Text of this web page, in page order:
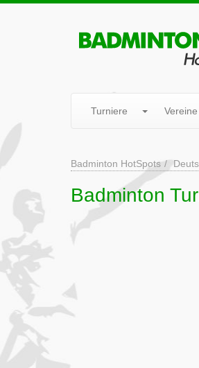
Turniere Vereine
Badminton HotSpots
Badminton